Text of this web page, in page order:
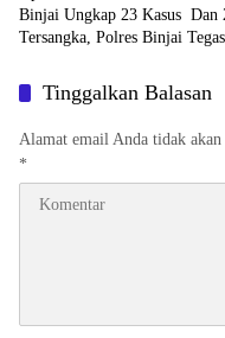
Binjai Ungkap 23 Kasus Dan
Tersangka, Polres Binjai
Wilayah Hukumnya
Tinggalkan Balasan
Alamat email Anda tidak
*